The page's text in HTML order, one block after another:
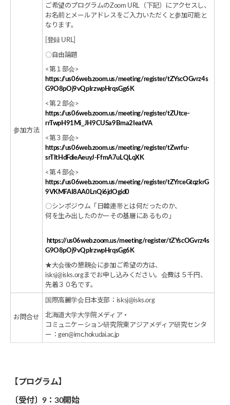
参加方法
ご希望のプログラムのZoom URL（下記）にアクセスし、
お名前とメールアドレスをご入力いただくと参加可能と
なります。
[登録 URL]
〇自由論題
<第１部会>
https://us06web.zoom.us/meeting/register/tZYscOGvrz4s
G9O8pOj9vQpIrzwpHrqsGg6K
<第２部会>
https://us06web.zoom.us/meeting/register/tZUtce-
rrTwpH91Mi_JH9CUSa9Bma2IeatVA
<第３部会>
https://us06web.zoom.us/meeting/register/tZwrfu-
srTItHdFdieAeuyJ-FfmA7uLQLqXK
<第４部会>
https://us06web.zoom.us/meeting/register/tZYrceGtqzkrG
9VKMFAI8AA0LnQi6jdOgid0
〇シンポジウム「日韓連帯とは何だったのか、
何を生み出したのかーその基層にあるもの」
https://us06web.zoom.us/meeting/register/tZYscOGvrz4s
G9O8pOj9vQpIrzwpHrqsGg6K
★大会後の懇親会に参加ご希望の方は、
isksj@isks.orgまでお申し込みください。会費は５千円、
先着３０名です。
お問合せ
国際高麗学会日本支部：isksj@isks.org
北海道大学大学院メディア・
コミュニケーション研究院東アジアメディア研究センタ
ー：gen@imc.hokudai.ac.jp
【プログラム】
〔受付〕9：30開始